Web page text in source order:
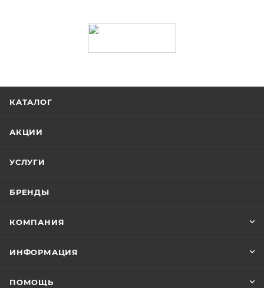
КАТАЛОГ
АКЦИИ
УСЛУГИ
БРЕНДЫ
КОМПАНИЯ
ИНФОРМАЦИЯ
ПОМОЩЬ